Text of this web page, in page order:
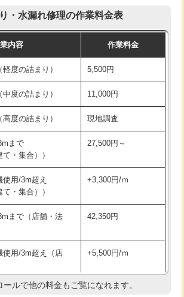
使用/3ｍ超え)
掘削・埋め戻し作
11,000円~
管工事/3ｍまで） 55,000円
排水管工事/3ｍ超
+11,000円
㎝未満）
㎝以上） 66,000円
厚さ10㎝まで）
厚さ10㎝超え）
10㎝まで） 27,500円
さ10㎝超え） 38,500円
)
・排水トラップ
22,000円+材料費
水栓）
合水栓） 16,500円
ル加工)
ド止め) 3,300円
金具設置) 5,500円
・水漏れ修理の作業料金表
内容 作業料金
度の詰まり） 5,500円
度の詰まり） 11,000円
度の詰まり） 現地調査
まで
て・集合））
27,500円～
用/3m超え
て・集合））
+3,300円/ｍ
まで（店舗・法
42,350円
用/3m超え（店
+5,500円/ｍ
現地調査
ールで他の料金もご覧になれます。